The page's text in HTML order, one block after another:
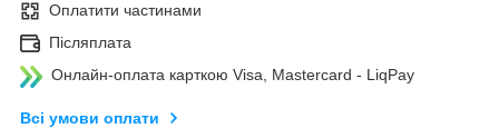
Оплатити частинами
Післяплата
Онлайн-оплата карткою Visa, Mastercard - LiqPay
Всі умови оплати